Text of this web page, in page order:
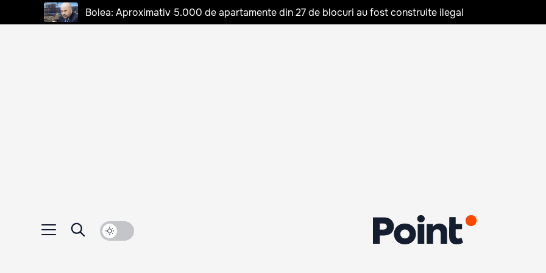
Bolea: Aproximativ 5.000 de apartamente din 27 de blocuri au fost construite ilegal